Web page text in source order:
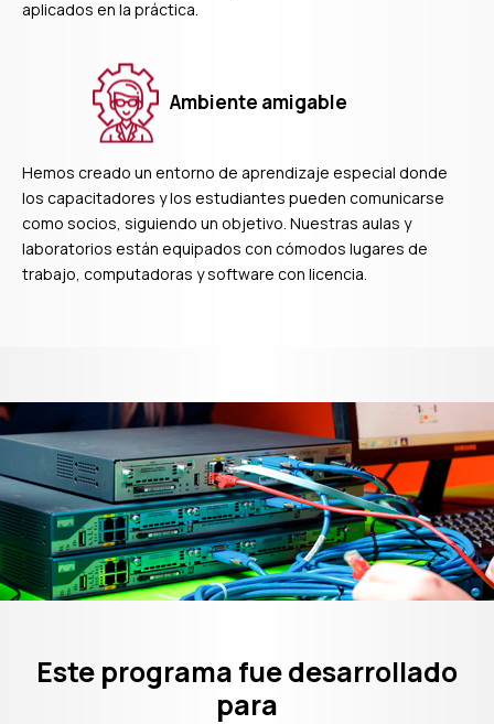
aplicados en la práctica.
Ambiente amigable
Hemos creado un entorno de aprendizaje especial donde
los capacitadores y los estudiantes pueden comunicarse
como socios, siguiendo un objetivo. Nuestras aulas y
laboratorios están equipados con cómodos lugares de
trabajo, computadoras y software con licencia.
Profesionales de
Este programa fue desarrollado
para